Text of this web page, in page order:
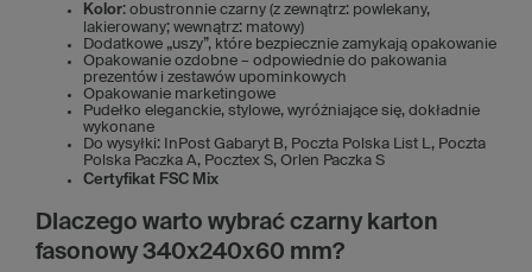
Kolor: obustronnie czarny (z zewnątrz: powlekany,
lakierowany; wewnątrz: matowy)
Dodatkowe „uszy”, które bezpiecznie zamykają opakowanie
Opakowanie ozdobne – odpowiednie do pakowania
prezentów i zestawów upominkowych
Opakowanie marketingowe
Pudełko eleganckie, stylowe, wyróżniające się, dokładnie
wykonane
Do wysyłki: InPost Gabaryt B, Poczta Polska List L, Poczta
Polska Paczka A, Pocztex S, Orlen Paczka S
Certyfikat FSC Mix
Dlaczego warto wybrać czarny karton
fasonowy 340x240x60 mm?